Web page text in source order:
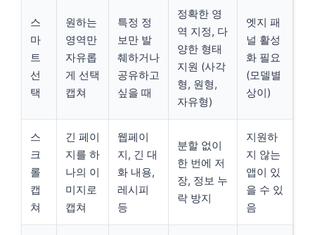
스
마
트
선
택
원하는
영역만
자유롭
게 선택
캡쳐
특정 정
보만 발
췌하거나
공유하고
싶을 때
정확한 영
역 지정, 다
양한 형태
지원 (사각
형, 원형,
자유형)
엣지 패
널 활성
화 필요
(모델별
상이)
스
크
롤
캡
쳐
긴 페이
지를 하
나의 이
미지로
캡쳐
웹페이
지, 긴 대
화 내용,
레시피
등
분할 없이
한 번에 저
장, 정보 누
락 방지
지원하
지 않는
앱이 있
을 수 있
음